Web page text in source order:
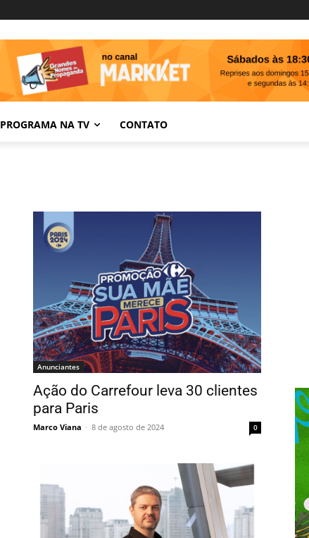
PROGRAMA NA TV CONTATO
Anunciantes
Ação do Carrefour leva 30 clientes
para Paris
Marco Viana - 8 de agosto de 2024 0